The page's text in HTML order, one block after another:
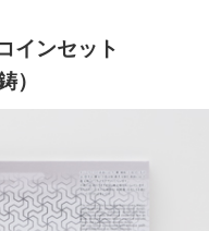
インセット
）